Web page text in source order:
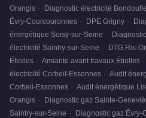
Orangis · Diagnostic électricité Bondoufle
Évry-Courcouronnes · DPE Grigny ·
énergétique Soisy-sur-Seine ·
électricité Saintry-sur-Seine · DTG Ris-
Étiolles · Amiante avant travaux Étiolles ·
électricité Corbeil-Essonnes · Audit
Corbeil-Essonnes · Audit énergétique
Orangis · Diagnostic gaz Sainte-
Saintry-sur-Seine · Diagnostic gaz Évry-